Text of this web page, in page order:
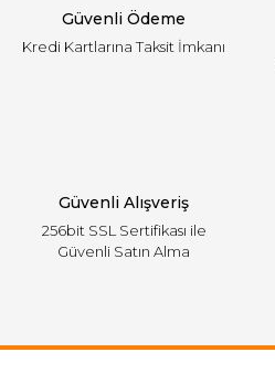
Güvenli Ödeme
Kredi Kartlarına Taksit İmkanı
Güvenli Alışveriş
256bit SSL Sertifikası ile
Güvenli Satın Alma